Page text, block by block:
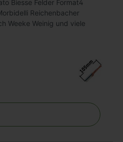
Biesse Felder Format4
Reichenbacher
Weeke Weinig und viele